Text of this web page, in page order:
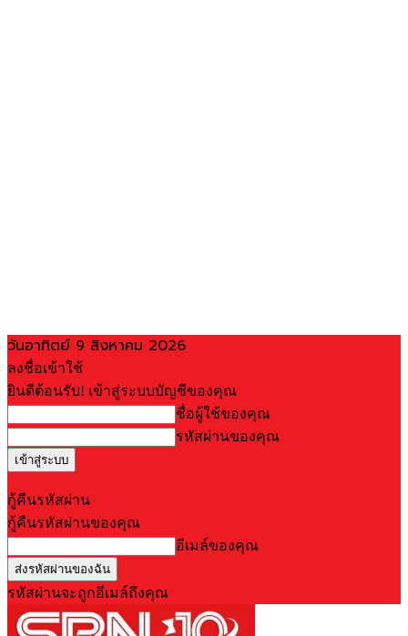
วันอาทิตย์ 9 สิงหาคม 2026
ลงชื่อเข้าใช้
ยินดีต้อนรับ! เข้าสู่ระบบบัญชีของคุณ
ชื่อผู้ใช้ของคุณ
รหัสผ่านของคุณ
กู้คืนรหัสผ่าน
กู้คืนรหัสผ่านของคุณ
อีเมล์ของคุณ
รหัสผ่านจะถูกอีเมล์ถึงคุณ